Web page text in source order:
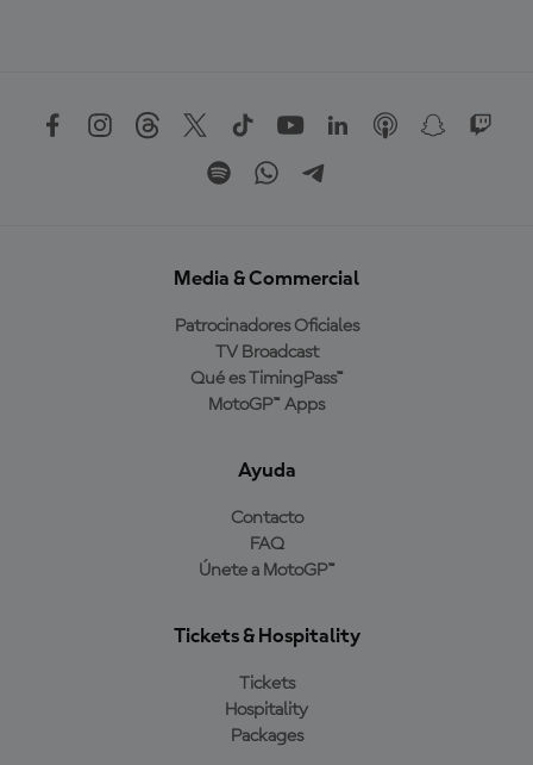
Media & Commercial
Patrocinadores Oficiales
TV Broadcast
Qué es TimingPass™
MotoGP™ Apps
Ayuda
Contacto
FAQ
Únete a MotoGP™
Tickets & Hospitality
Tickets
Hospitality
Packages